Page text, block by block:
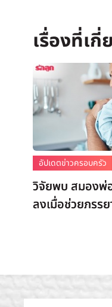
อัปเดตข่าวครอบครัว
วิจัยพบ สมองพ่
ลงเมื่อช่วยภรร